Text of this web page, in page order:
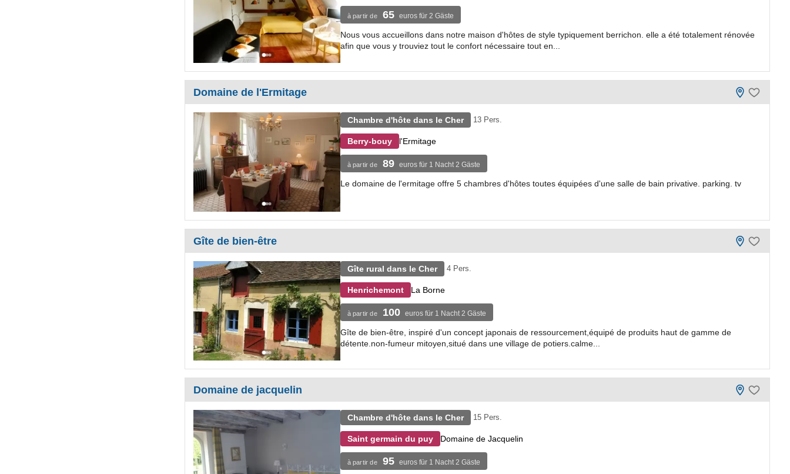
à partir de 65 euros für 2 Gäste
Nous vous accueillons dans notre maison d'hôtes de style typiquement berrichon. elle a été totalement rénovée
afin que vous y trouviez tout le confort nécessaire tout en...
Domaine de l'Ermitage
Chambre d'hôte dans le Cher 13 Pers.
Berry-bouy l'Ermitage
à partir de 89 euros für 1 Nacht 2 Gäste
Le domaine de l'ermitage offre 5 chambres d'hôtes toutes équipées d'une salle de bain privative. parking. tv
Gîte de bien-être
Gîte rural dans le Cher 4 Pers.
Henrichemont La Borne
à partir de 100 euros für 1 Nacht 2 Gäste
Gîte de bien-être, inspiré d'un concept japonais de ressourcement,équipé de produits haut de gamme de
détente.non-fumeur mitoyen,situé dans une village de potiers.calme...
Domaine de jacquelin
Chambre d'hôte dans le Cher 15 Pers.
Saint germain du puy Domaine de Jacquelin
à partir de 95 euros für 1 Nacht 2 Gäste